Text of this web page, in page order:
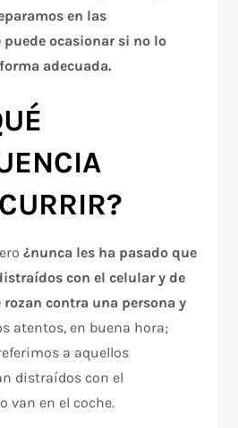
en las
puede ocasionar si no lo
adecuada.
¿nunca les ha pasado que
con el celular y de
contra una persona y
atentos, en buena hora;
a aquellos
distraídos con el
van en el coche.